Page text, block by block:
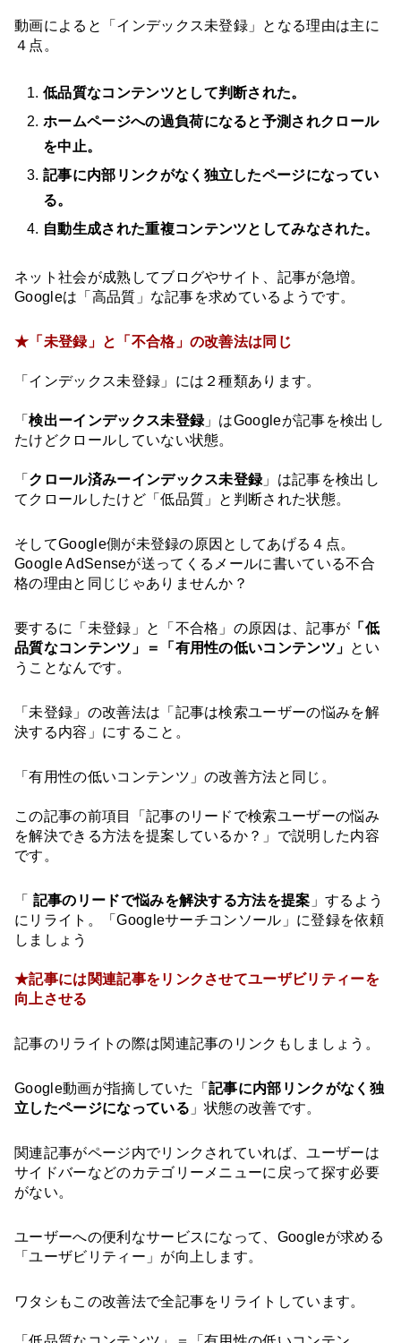
動画によると「インデックス未登録」となる理由は主に
４点。
低品質なコンテンツとして判断された。
ホームページへの過負荷になると予測されクロール
を中止。
記事に内部リンクがなく独立したページになってい
る。
自動生成された重複コンテンツとしてみなされた。
ネット社会が成熟してブログやサイト、記事が急増。
Googleは「高品質」な記事を求めているようです。
★「未登録」と「不合格」の改善法は同じ
「インデックス未登録」には２種類あります。
「検出ーインデックス未登録」はGoogleが記事を検出し
たけどクロールしていない状態。
「 クロール済みーインデックス未登録」は記事を検出し
てクロールしたけど「低品質」と判断された状態。
そしてGoogle側が未登録の原因としてあげる４点。
Google AdSenseが送ってくるメールに書いている不合
格の理由と同じじゃありませんか？
要するに「未登録」と「不合格」の原因は、記事が 「低
品質なコンテンツ」＝「有用性の低いコンテンツ」 とい
うことなんです。
「未登録」の改善法は「記事は検索ユーザーの悩みを解
決する内容」にすること。
「有用性の低いコンテンツ」の改善方法と同じ。
この記事の前項目「記事のリードで検索ユーザーの悩み
を解決できる方法を提案しているか？」で説明した内容
です。
「 記事のリードで悩みを解決する方法を提案 」するよう
にリライト。「Googleサーチコンソール」に登録を依頼
しましょう
★記事には関連記事をリンクさせてユーザビリティーを
向上させる
記事のリライトの際は関連記事のリンクもしましょう。
Google動画が指摘していた「記事に内部リンクがなく独
立したページになっている 」状態の改善です。
関連記事がページ内でリンクされていれば、ユーザーは
サイドバーなどのカテゴリーメニューに戻って探す必要
がない。
ユーザーへの便利なサービスになって、Googleが求める
「ユーザビリティー」が向上します。
ワタシもこの改善法で全記事をリライトしています。